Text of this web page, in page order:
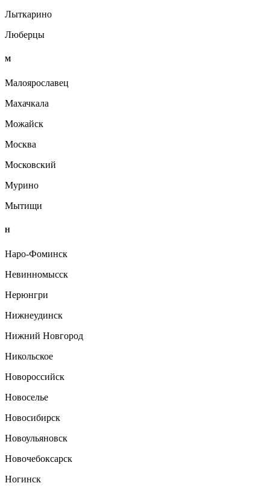
Лыткарино
Люберцы
М
Малоярославец
Махачкала
Можайск
Москва
Московский
Мурино
Мытищи
Н
Наро-Фоминск
Невинномысск
Нерюнгри
Нижнеудинск
Нижний Новгород
Никольское
Новороссийск
Новоселье
Новосибирск
Новоульяновск
Новочебоксарск
Ногинск